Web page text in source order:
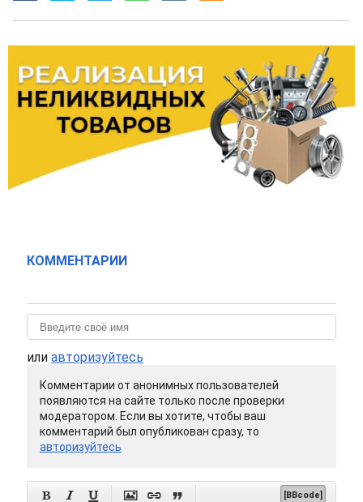
КОММЕНТАРИИ
или авторизуйтесь
Комментарии от анонимных пользователей
появляются на сайте только после проверки
модератором. Если вы хотите, чтобы ваш
комментарий был опубликован сразу, то
авторизуйтесь
      [BBcode]